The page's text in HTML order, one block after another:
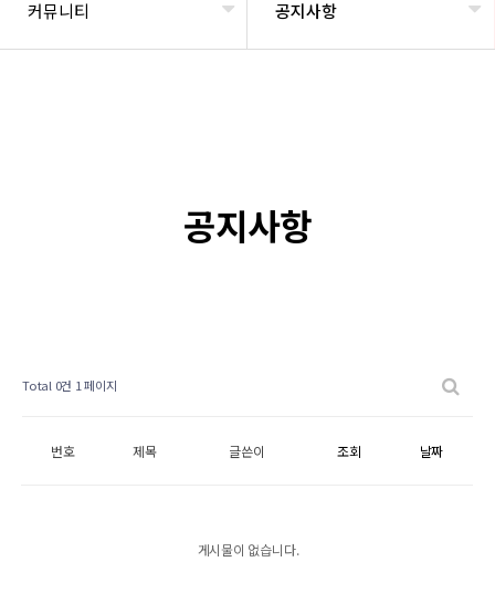
커뮤니티 공지사항
공지사항
Total 0건 1 페이지
번호 제목 글쓴이 조회 날짜
게시물이 없습니다.